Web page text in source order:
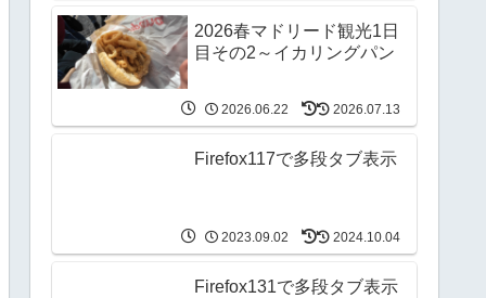
2026春マドリード観光1日
目その2～イカリングパン
2026.06.22 2026.07.13
Firefox117で多段タブ表示
2023.09.02 2024.10.04
Firefox131で多段タブ表示